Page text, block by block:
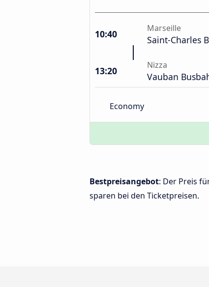
10:40 Marseille
Saint-Charles
13:20 Nizza
Vauban
Economy
Bestpreisangebot: Der Preis
sparen bei den Ticketpreisen.